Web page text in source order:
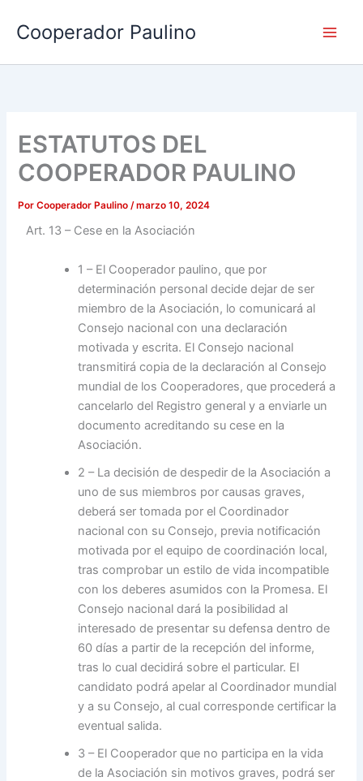
contenido
Cooperador Paulino
ESTATUTOS DEL
COOPERADOR PAULINO
PorCooperador Paulino/marzo 10, 2024
Art. 13 – Cese en la Asociación
1 – El Cooperador paulino, que por
determinación personal decide dejar de ser
miembro de la Asociación, lo comunicará al
Consejo nacional con una declaración
motivada y escrita. El Consejo nacional
transmitirá copia de la declaración al Consejo
mundial de los Cooperadores, que procederá a
cancelarlo del Registro general y a enviarle un
documento acreditando su cese en la
Asociación.
2 – La decisión de despedir de la Asociación a
uno de sus miembros por causas graves,
deberá ser tomada por el Coordinador
nacional con su Consejo, previa notificación
motivada por el equipo de coordinación local,
tras comprobar un estilo de vida incompatible
con los deberes asumidos con la Promesa. El
Consejo nacional dará la posibilidad al
interesado de presentar su defensa dentro de
60 días a partir de la recepción del informe,
tras lo cual decidirá sobre el particular. El
candidato podrá apelar al Coordinador mundial
y a su Consejo, al cual corresponde certificar la
eventual salida.
3 – El Cooperador que no participa en la vida
de la Asociación sin motivos graves, podrá ser